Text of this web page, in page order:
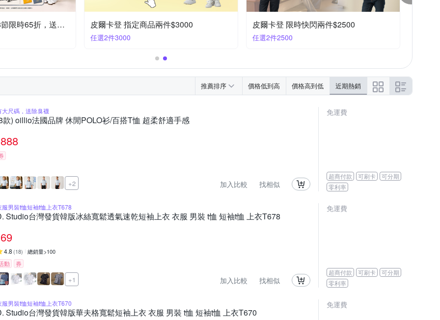
oillio法國男裝歡慶88節限時65折，送好禮 皮爾卡登 指定商品兩件$3000
任選2件3000
皮爾卡登 限時快閃兩件$2500
任選2件2500
推薦排序 價格低到高 價格高到低 近期熱銷
大尺碼，送除臭襪
款) oillio法國品牌 休閒POLO衫/百搭T恤 超柔舒適手感
888
+2 加入比較 找相似
免運費
超商付款 可刷卡
可分期
零利率
服男裝t恤短袖t恤上衣T678
Studio台灣發貨韓版冰絲寬鬆透氣速乾短袖上衣 衣服 男裝 t恤 短袖t恤 上衣T678
69
4.8 (18) 總銷量>100
動 券
+1 加入比較 找相似
免運費
超商付款 可刷卡
可分期
零利率
服男裝t恤短袖t恤上衣T670
Studio台灣發貨韓版華夫格寬鬆短袖上衣 衣服 男裝 t恤 短袖t恤 上衣T670
免運費